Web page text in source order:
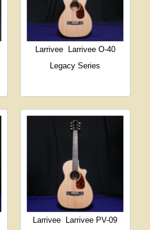
Larrivee
Larrivee O-40
Legacy Series
Larrivee
Larrivee PV-09